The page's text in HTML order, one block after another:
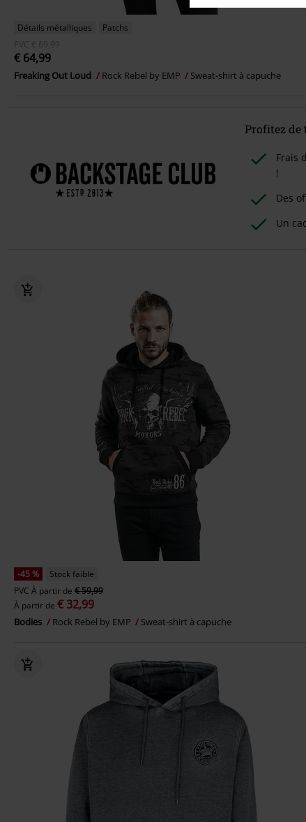
Détails métalliques
Patchs
PVC € 69,99
€ 64,99
Freaking Out Loud Rock Rebel by EMP Sweat-shirt à capuche
Profitez de
Frais
!
Des
Un
-45 %
Stock faible
PVC À partir de € 59,99
À partir de € 32,99
Bodies Rock Rebel by EMP Sweat-shirt à capuche